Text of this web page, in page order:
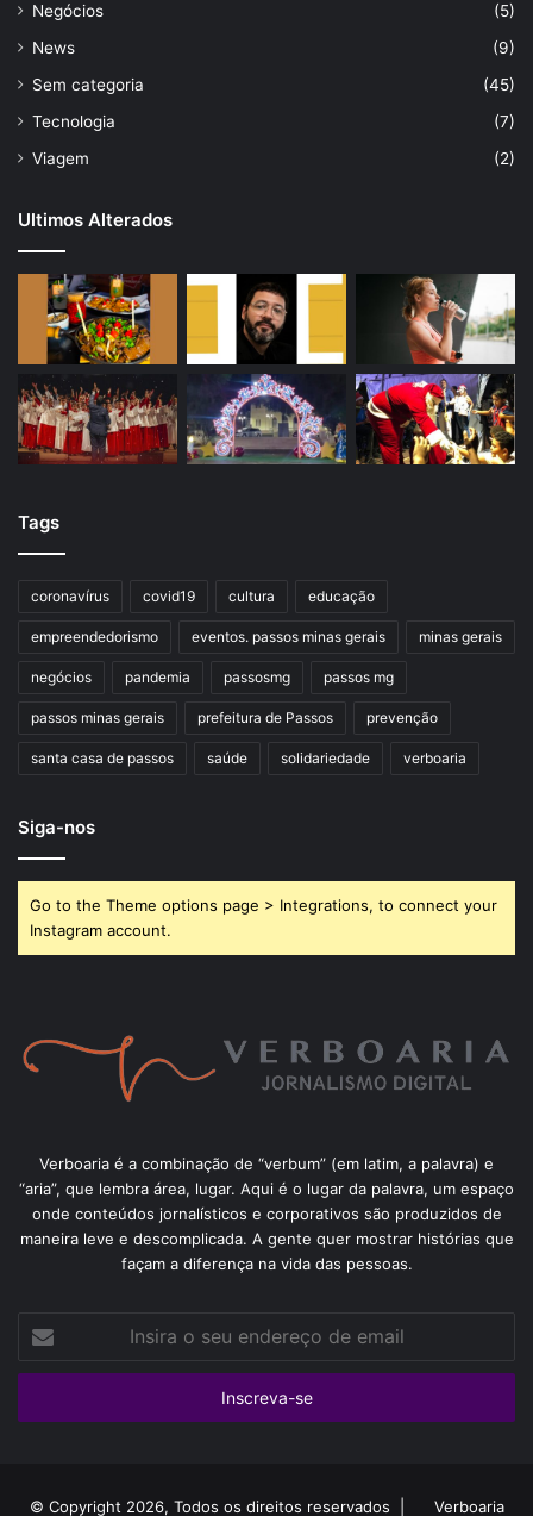
Negócios
(5)
News
(9)
Sem categoria
(45)
Tecnologia
(7)
Viagem
(2)
Ultimos Alterados
Tags
coronavírus covid19 cultura educação
empreendedorismo eventos. passos minas gerais minas gerais
negócios pandemia passosmg passos mg
passos minas gerais prefeitura de Passos prevenção
santa casa de passos saúde solidariedade verboaria
Siga-nos
Go to the Theme options page > Integrations, to connect your
Instagram account.
Verboaria é a combinação de “verbum” (em latim, a palavra) e
“aria”, que lembra área, lugar. Aqui é o lugar da palavra, um espaço
onde conteúdos jornalísticos e corporativos são produzidos de
maneira leve e descomplicada. A gente quer mostrar histórias que
façam a diferença na vida das pessoas.
seu
de
© Copyright 2026, Todos os direitos reservados | Verboaria